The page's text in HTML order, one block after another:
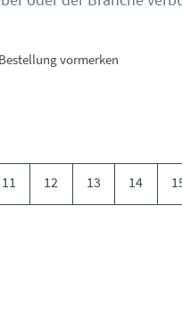
vormerken
11 12 13 14